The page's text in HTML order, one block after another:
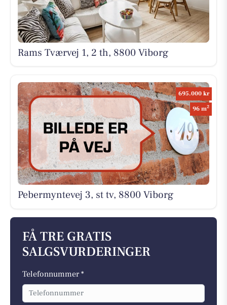
Rams Tværvej 1, 2 th, 8800 Viborg
695.000 kr
96 m2
Pebermyntevej 3, st tv, 8800 Viborg
FÅ TRE GRATIS
SALGSVURDERINGER
Telefonnummer *